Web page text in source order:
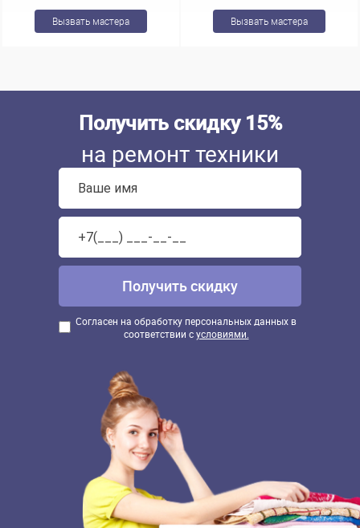
Вызвать мастера Вызвать мастера
Получить скидку 15%
на ремонт техники
Согласен на обработку персональных данных в
соответствии сусловиями.